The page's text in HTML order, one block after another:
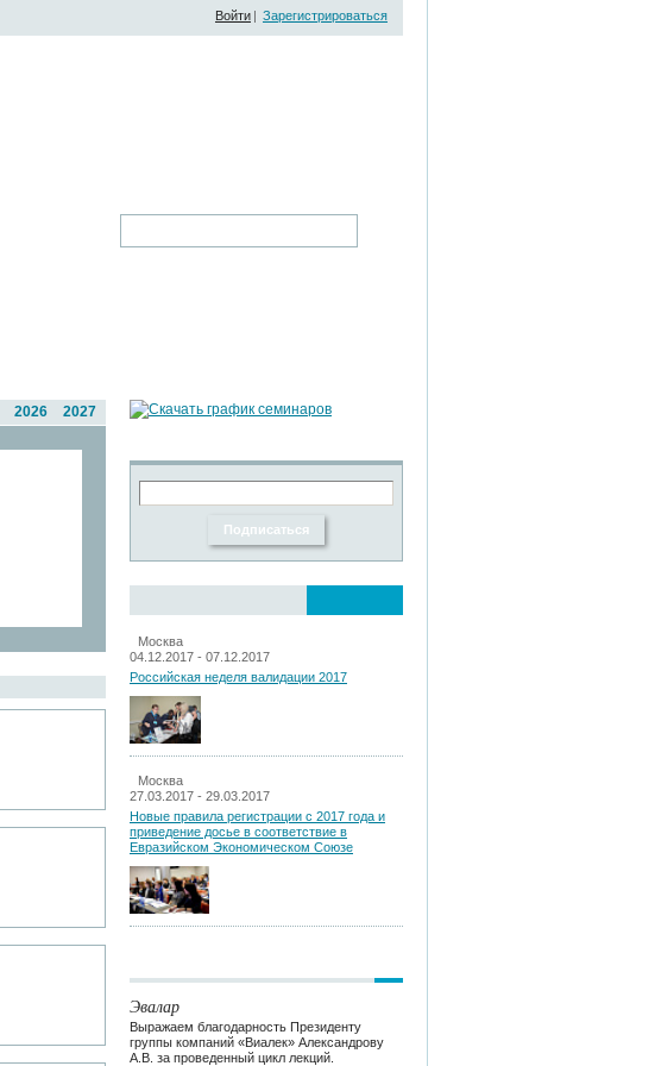
Войти | Зарегистрироваться
2027
2026
Москва
04.12.2017 - 07.12.2017
Российская неделя валидации 2017
Москва
27.03.2017 - 29.03.2017
Новые правила регистрации c 2017 года и
приведение досье в соответствие в
Евразийском Экономическом Союзе
Эвалар
Выражаем благодарность Президенту
группы компаний «Виалек» Александрову
А.В. за проведенный цикл лекций.